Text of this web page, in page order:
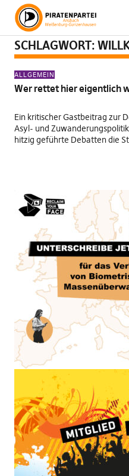
SCHLAGWORT:
ALLGEMEIN
Wer rettet hier eigentlich
Ein kritischer Gastbeitrag zur
Asyl- und
hitzig geführte Debatten die